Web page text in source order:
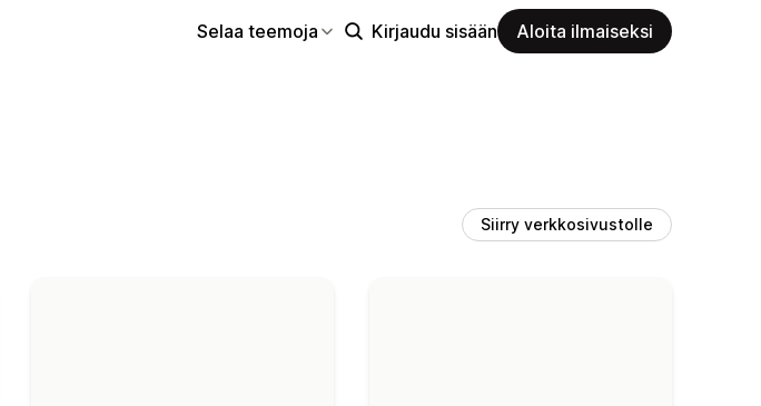
Selaa teemoja Kirjaudu sisään Aloita ilmaiseksi
Siirry verkkosivustolle